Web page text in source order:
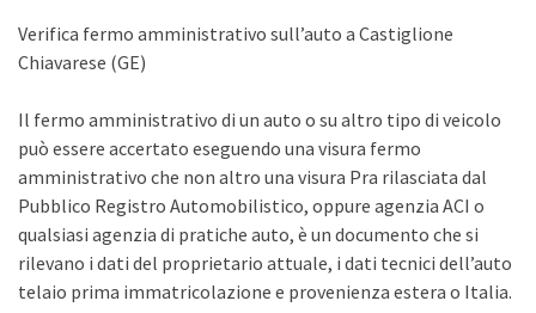
Verifica fermo amministrativo sull’auto a Castiglione
Chiavarese (GE)
Il fermo amministrativo di un auto o su altro tipo di veicolo
può essere accertato eseguendo una visura fermo
amministrativo che non altro una visura Pra rilasciata dal
Pubblico Registro Automobilistico, oppure agenzia ACI o
qualsiasi agenzia di pratiche auto, è un documento che si
rilevano i dati del proprietario attuale, i dati tecnici dell’auto
telaio prima immatricolazione e provenienza estera o Italia.